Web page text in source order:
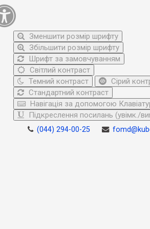
Зменшити розмір шрифту
Збільшити розмір шрифту
Шрифт за замовчуванням
Світлий контраст
Темний контраст
Сірий
Стандартний контраст
Навігація за допомогою
Підкреслення посилань (увімк./
(044) 294-00-25